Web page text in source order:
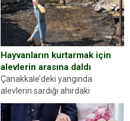
sorup belgelerini istedi. Sürücü
Abdurrahman Ö.nün verdiği
evraklarda eksik olduğunu...
Hayvanların kurtarmak için
alevlerin arasına daldı
Çanakkale’deki yangında
alevlerin sardığı ahırdaki
hayvanlarını kurtarmak isteyen
Zeki Demir (66) ölümden döndü.